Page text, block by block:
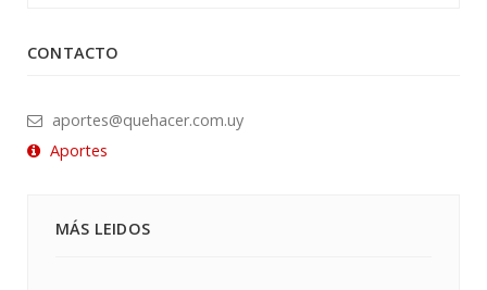
CONTACTO
aportes@quehacer.com.uy
Aportes
MÁS LEIDOS